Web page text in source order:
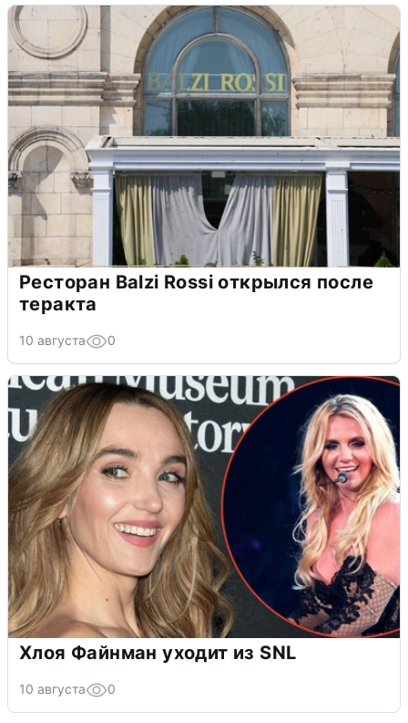
Ресторан Balzi Rossi открылся после
теракта
10 августа 0
Хлоя Файнман уходит из SNL
10 августа 0